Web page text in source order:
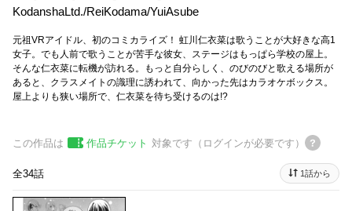
KodanshaLtd./ReiKodama/YuiAsube
元祖VRアイドル、初のコミカライズ！ 虹川仁衣菜は歌うことが大好きな高1
女子。でも人前で歌うことが苦手な彼女、ステージはもっぱら学校の屋上。
そんな仁衣菜に転機が訪れる。もっと自分らしく、のびのびと歌える場所が
あると、クラスメイトの識理に誘われて、向かった先はカラオケボックス。
屋上よりも狭い場所で、仁衣菜を待ち受けるのは!?
この作品は 作品チケット 対象です（ログインが必要です）
全34話 1話から